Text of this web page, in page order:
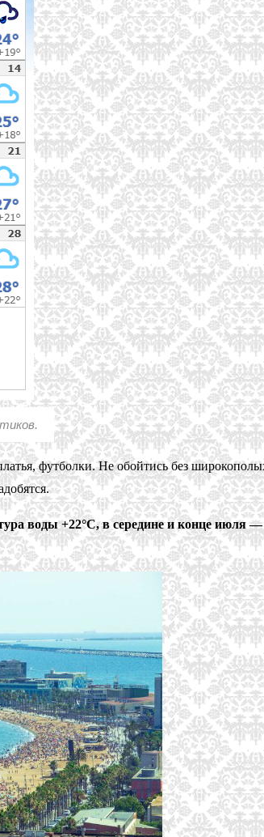
футболки. Не обойтись без
воды +22°С, в середине и конце июля